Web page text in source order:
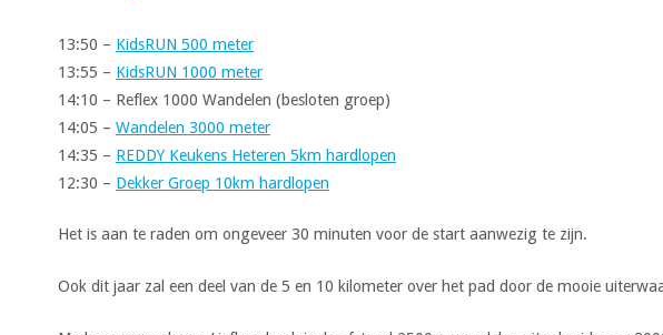
13:50 – KidsRUN 500 meter
13:55 – KidsRUN 1000 meter
14:10 – Reflex 1000 Wandelen (besloten groep)
14:05 – Wandelen 3000 meter
14:35 – REDDY Keukens Heteren 5km hardlopen
12:30 – Dekker Groep 10km hardlopen
Het is aan te raden om ongeveer 30 minuten voor de start aanwezig te zijn.
Ook dit jaar zal een deel van de 5 en 10 kilometer over het pad door de mooie